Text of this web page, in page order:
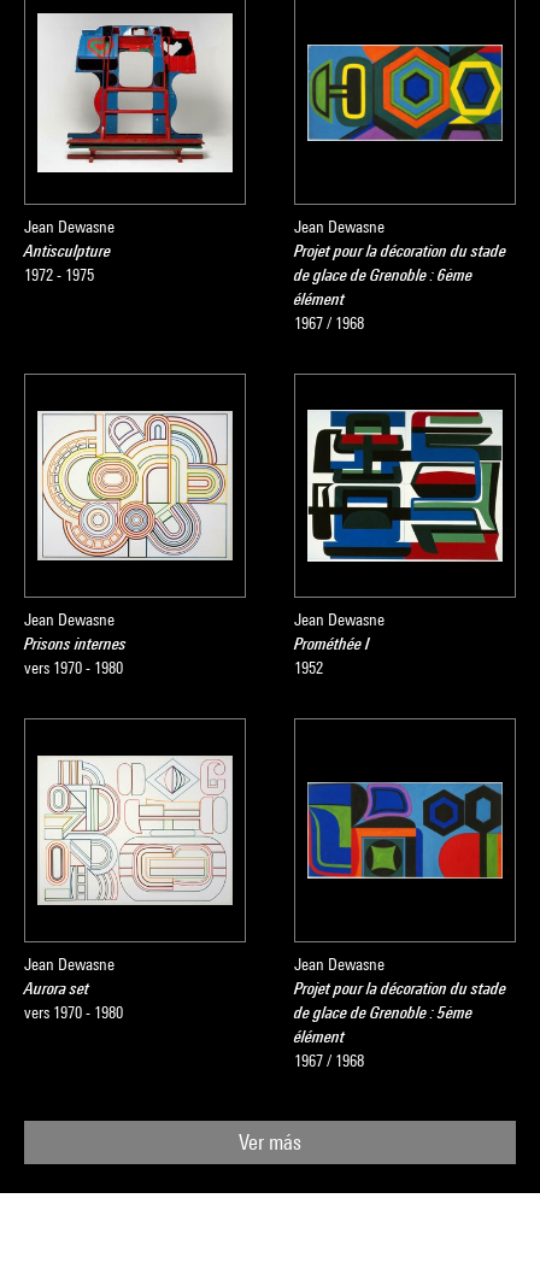
Jean Dewasne
Antisculpture
1972 - 1975
Jean Dewasne
Projet pour la décoration du stade
de glace de Grenoble : 6ème
élément
1967 / 1968
Jean Dewasne
Prisons internes
vers 1970 - 1980
Jean Dewasne
Prométhée I
1952
Jean Dewasne
Aurora set
vers 1970 - 1980
Jean Dewasne
Projet pour la décoration du stade
de glace de Grenoble : 5ème
élément
1967 / 1968
Ver más